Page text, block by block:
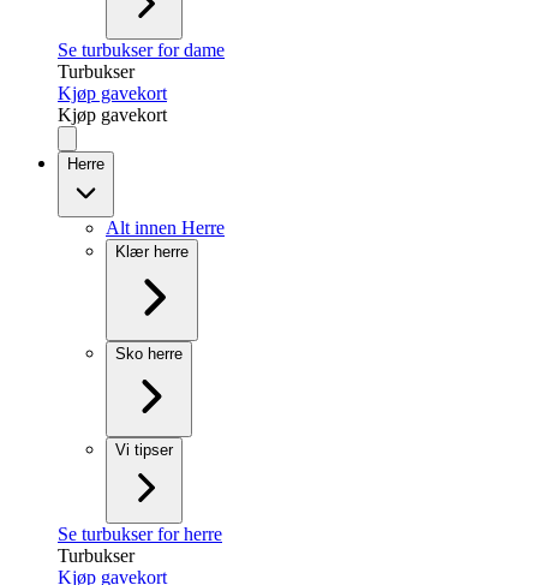
Se turbukser for dame
Turbukser
Kjøp gavekort
Kjøp gavekort
Herre
Alt innen Herre
Klær herre
Sko herre
Vi tipser
Se turbukser for herre
Turbukser
Kjøp gavekort